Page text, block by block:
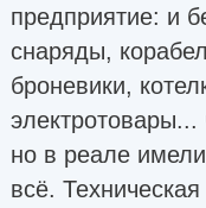
предприятие: и
снаряды,
броневики,
но в реале
всё.